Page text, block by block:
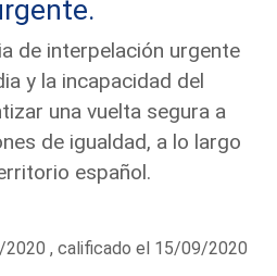
de interpelación urgente
y la incapacidad del
una vuelta segura a
de igualdad, a lo largo
español.
, calificado el 15/09/2020